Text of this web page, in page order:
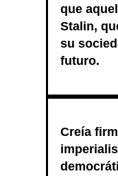
que
Stalin,
su
futuro.
Creía